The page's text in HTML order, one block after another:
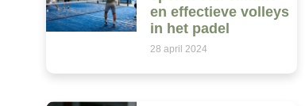
en effectieve volleys
in het padel
28 april 2024